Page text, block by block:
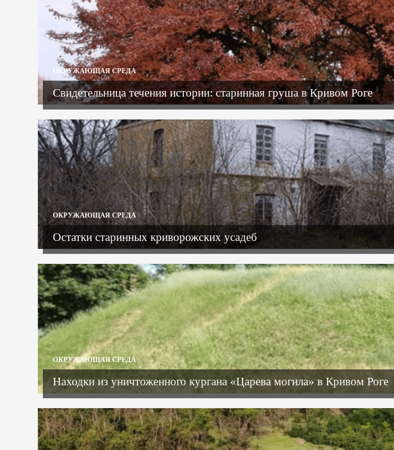
ОКРУЖАЮЩАЯ СРЕДА
Свидетельница течения истории: старинная груша в Кривом Роге
ОКРУЖАЮЩАЯ СРЕДА
Остатки старинных криворожских усадеб
ОКРУЖАЮЩАЯ СРЕДА
Находки из уничтоженного кургана «Царева могила» в Кривом Роге